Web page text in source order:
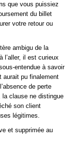
que vous puissiez
du billet
votre retour ou
ambigu de la
l’aller, il est curieux
entendue à savoir
aurait pu finalement
de perte
clause ne distingue
son client
légitimes.
et supprimée au